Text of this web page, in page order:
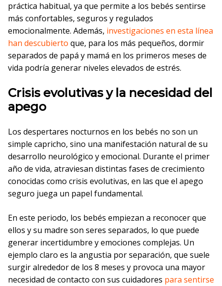
práctica habitual, ya que permite a los bebés sentirse
más confortables, seguros y regulados
emocionalmente. Además, investigaciones en esta línea
han descubierto que, para los más pequeños, dormir
separados de papá y mamá en los primeros meses de
vida podría generar niveles elevados de estrés.
Crisis evolutivas y la necesidad del
apego
Los despertares nocturnos en los bebés no son un
simple capricho, sino una manifestación natural de su
desarrollo neurológico y emocional. Durante el primer
año de vida, atraviesan distintas fases de crecimiento
conocidas como crisis evolutivas, en las que el apego
seguro juega un papel fundamental.
En este periodo, los bebés empiezan a reconocer que
ellos y su madre son seres separados, lo que puede
generar incertidumbre y emociones complejas. Un
ejemplo claro es la angustia por separación, que suele
surgir alrededor de los 8 meses y provoca una mayor
necesidad de contacto con sus cuidadores para sentirse